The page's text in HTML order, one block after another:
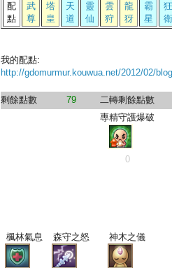
配
點
武
尊
塔
皇
天
道
靈
仙
雲
狩
龍
犽
霸
星
狂
衛
我的配點:
http://gdomurmur.kouwua.net/2012/02/
剩餘點數 79 二轉剩餘點數
專精守護爆破
0
楓林氣息
森守之怒 神木之儀